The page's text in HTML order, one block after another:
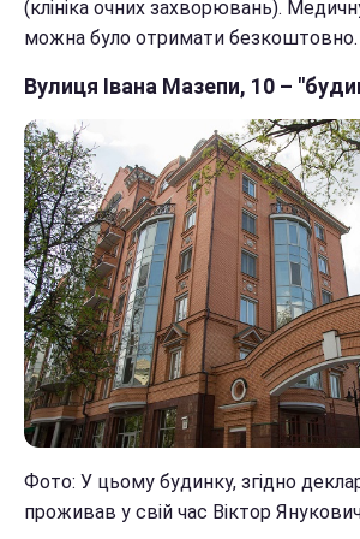
(клініка очних захворювань).
можна було отримати безкоштовно.
Вулиця Івана Мазепи, 10 –
Фото: У цьому будинку, згідно
проживав у свій час Віктор